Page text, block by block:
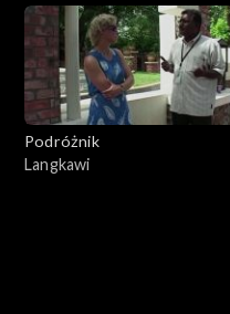
Podróżnik
Langkawi